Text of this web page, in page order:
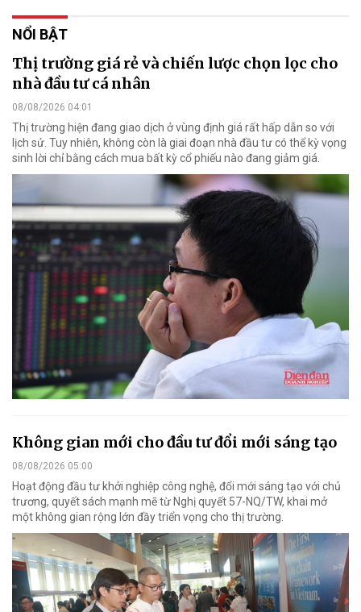
NỔI BẬT
Thị trường giá rẻ và chiến lược chọn lọc cho
nhà đầu tư cá nhân
08/08/2026 04:01
Thị trường hiện đang giao dịch ở vùng định giá rất hấp dẫn so với
lịch sử. Tuy nhiên, không còn là giai đoạn nhà đầu tư có thể kỳ vọng
sinh lời chỉ bằng cách mua bất kỳ cổ phiếu nào đang giảm giá.
Không gian mới cho đầu tư đổi mới sáng tạo
08/08/2026 05:00
Hoạt động đầu tư khởi nghiệp công nghệ, đổi mới sáng tạo với chủ
trương, quyết sách mạnh mẽ từ Nghị quyết 57-NQ/TW, khai mở
một không gian rộng lớn đầy triển vọng cho thị trường.